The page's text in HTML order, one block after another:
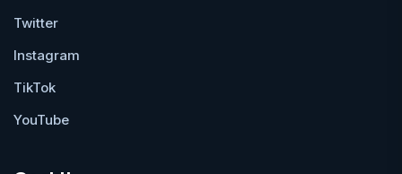
Twitter
Instagram
TikTok
YouTube